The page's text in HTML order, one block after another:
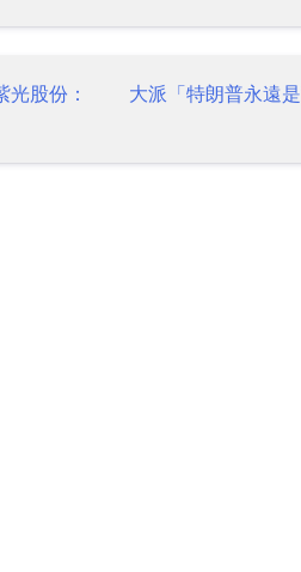
股份：
大派「特朗普永遠